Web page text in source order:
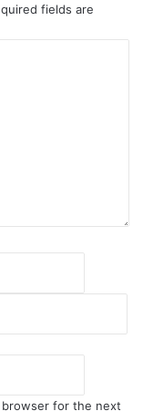
fields are
browser for the next